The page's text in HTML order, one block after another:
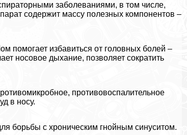
заболеваниями, в том числе,
содержит массу полезных компонентов –
помогает избавиться от головных болей –
носовое дыхание, позволяет сократить
противовоспалительное
в носу.
борьбы с хроническим гнойным синуситом.